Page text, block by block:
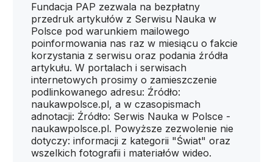
Fundacja PAP zezwala na bezpłatny
przedruk artykułów z Serwisu Nauka w
Polsce pod warunkiem mailowego
poinformowania nas raz w miesiącu o fakcie
korzystania z serwisu oraz podania źródła
artykułu. W portalach i serwisach
internetowych prosimy o zamieszczenie
podlinkowanego adresu: Źródło:
naukawpolsce.pl, a w czasopismach
adnotacji: Źródło: Serwis Nauka w Polsce -
naukawpolsce.pl. Powyższe zezwolenie nie
dotyczy: informacji z kategorii "Świat" oraz
wszelkich fotografii i materiałów wideo.